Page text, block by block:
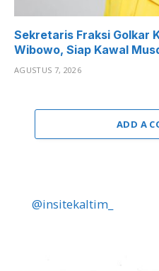
Sekretaris Fraksi Golkar
Wibowo, Siap Kawal
AGUSTUS 7, 2026
ADD A
@insitekaltim_